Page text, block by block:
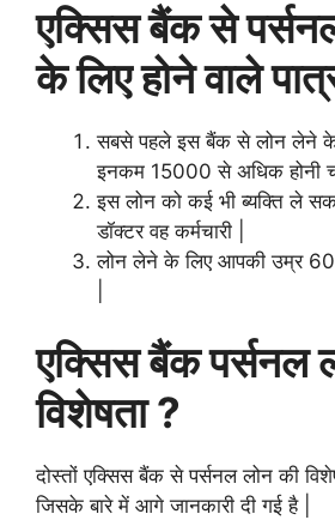
एक्सिस बैंक से
के लिए होने वाले
सबसे पहले इस बैंक से लोन लेने
इनकम 15000 से अधिक होनी
इस लोन को कई भी ब्यक्ति ले
डॉक्टर वह कर्मचारी |
लोन लेने के लिए आपकी उम्र 60
एक्सिस बैंक पर्सनल
विशेषता ?
दोस्तों एक्सिस बैंक से पर्सनल लोन की
जिसके बारे में आगे जानकारी दी गई है |